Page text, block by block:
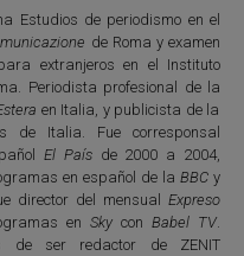
Estudios de periodismo en el
de Roma y examen
extranjeros en el Instituto
Periodista profesional de la
en Italia, y publicista de la
de Italia. Fue corresponsal
El Paísde 2000 a 2004,
en español de la BBCy
director del mensualExpreso
en Skycon Babel TV.
de ser redactor de ZENIT